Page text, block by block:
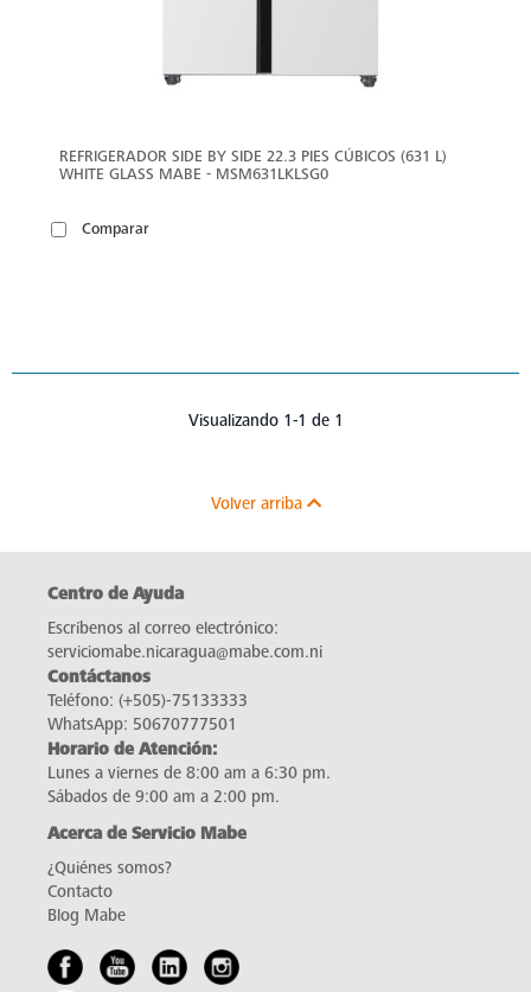
REFRIGERADOR SIDE BY SIDE 22.3 PIES CÚBICOS (631 L)
WHITE GLASS MABE - MSM631LKLSG0
Comparar
Visualizando 1-1 de 1
Volver arriba
Centro de Ayuda
Escríbenos al correo electrónico:
serviciomabe.nicaragua@mabe.com.ni
Contáctanos
Teléfono: (+505)-75133333
WhatsApp: 50670777501
Horario de Atención:
Lunes a viernes de 8:00 am a 6:30 pm.
Sábados de 9:00 am a 2:00 pm.
Acerca de Servicio Mabe
¿Quiénes somos?
Contacto
Blog Mabe